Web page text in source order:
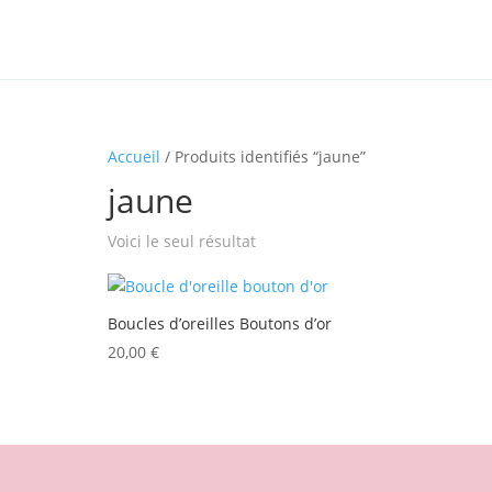
Accueil / Produits identifiés “jaune”
jaune
Voici le seul résultat
Boucles d’oreilles Boutons d’or
20,00 €